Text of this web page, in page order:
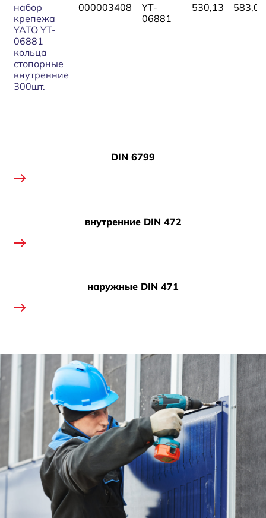
набор
крепежа
YATO YT-
06881
кольца
стопорные
внутренние
300шт.
000003408
YT-
06881
530,13 583,02
DIN 6799
внутренние DIN 472
наружные DIN 471